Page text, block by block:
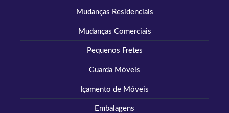
Mudanças Residenciais
Mudanças Comerciais
Pequenos Fretes
Guarda Móveis
Içamento de Móveis
Embalagens